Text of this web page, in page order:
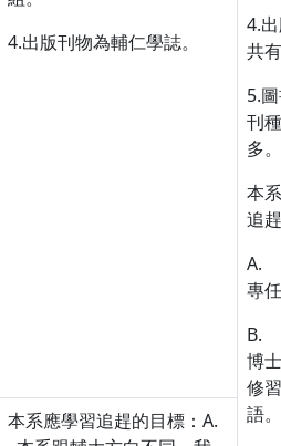
4.出版刊物為輔仁學誌。
4.
共
5.
刊
多。
本
追
A.
專
B.
博
修
語。
本系應學習追趕的目標：A.